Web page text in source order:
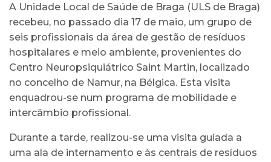
A Unidade Local de Saúde de Braga (ULS de Braga)
recebeu, no passado dia 17 de maio, um grupo de
seis profissionais da área de gestão de resíduos
hospitalares e meio ambiente, provenientes do
Centro Neuropsiquiátrico Saint Martin, localizado
no concelho de Namur, na Bélgica. Esta visita
enquadrou-se num programa de mobilidade e
intercâmbio profissional.
Durante a tarde, realizou-se uma visita guiada a
uma ala de internamento e às centrais de resíduos